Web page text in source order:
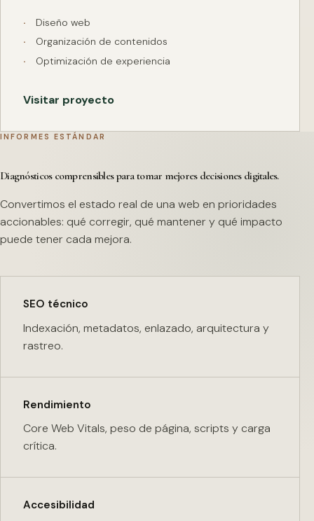
Diseño web
Organización de contenidos
Optimización de experiencia
Visitar proyecto
INFORMES ESTÁNDAR
Diagnósticos comprensibles para tomar mejores decisiones digitales.
Convertimos el estado real de una web en prioridades
accionables: qué corregir, qué mantener y qué impacto
puede tener cada mejora.
SEO técnico
Indexación, metadatos, enlazado, arquitectura y
rastreo.
Rendimiento
Core Web Vitals, peso de página, scripts y carga
crítica.
Accesibilidad